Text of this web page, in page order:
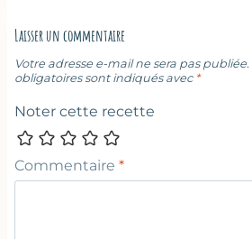
Laisser un commentaire
Votre adresse e-mail ne sera pas publiée.
obligatoires sont indiqués avec *
Noter cette recette
Commentaire *